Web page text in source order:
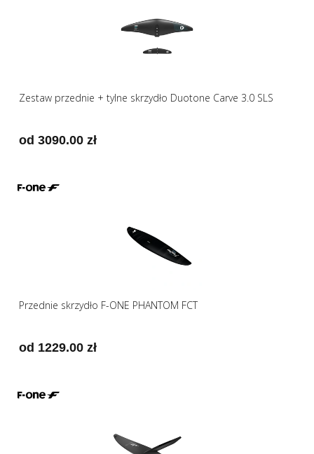
Zestaw przednie + tylne skrzydło Duotone Carve 3.0 SLS
od 3090.00 zł
Przednie skrzydło F-ONE PHANTOM FCT
od 1229.00 zł